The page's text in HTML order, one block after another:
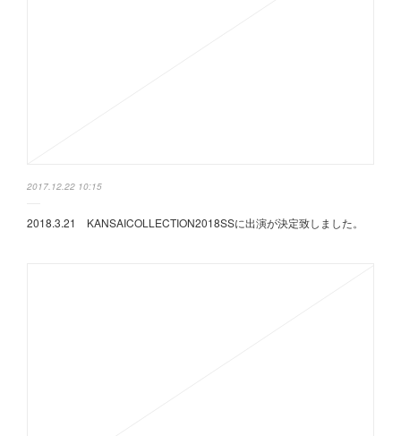
2017.12.22 10:15
2018.3.21 KANSAICOLLECTION2018SSに出演が決定致しました。